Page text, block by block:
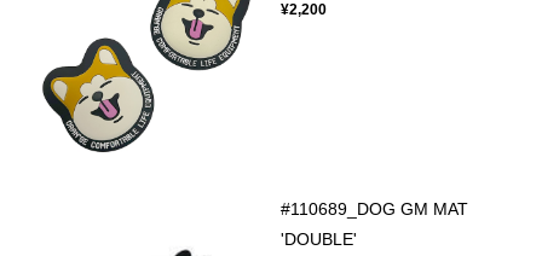
¥2,200
#110689_DOG GM MAT
'DOUBLE'